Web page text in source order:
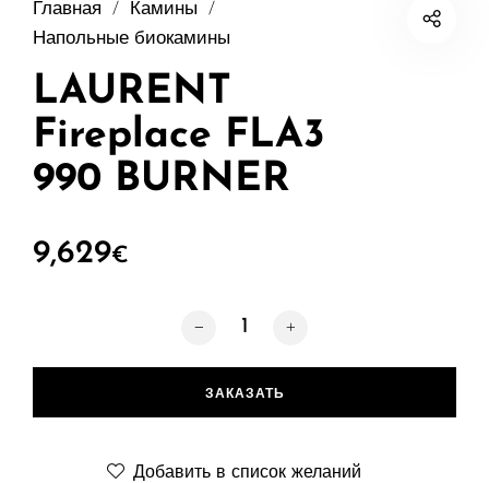
Главная / Камины
/
Напольные биокамины
LAURENT
Fireplace FLA3
990 BURNER
9,629€
Количество товара LAURENT
ЗАКАЗАТЬ
Добавить в список желаний